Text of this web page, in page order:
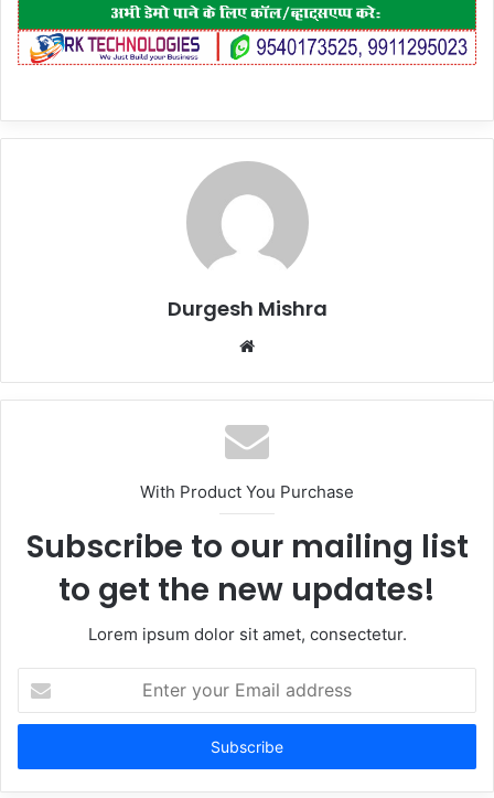
Durgesh Mishra
Website
With Product You Purchase
Subscribe to our mailing list
to get the new updates!
Lorem ipsum dolor sit amet, consectetur.
Enter
your
Email